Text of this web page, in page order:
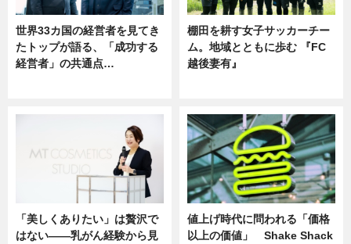
世界33カ国の経営者を見てき
たトップが語る、「成功する
経営者」の共通点…
棚田を耕す女子サッカーチー
ム。地域とともに歩む 『FC
越後妻有』
「美しくありたい」は贅沢で
はない――乳がん経験から見
値上げ時代に問われる「価格
以上の価値」 Shake Shack